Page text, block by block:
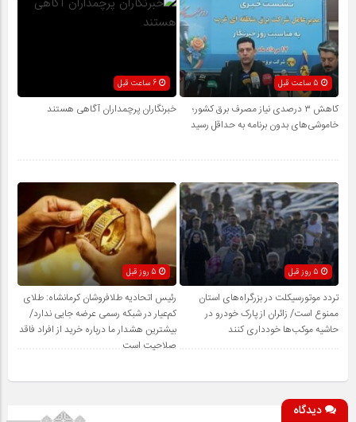
کاهش ۳ درصدی نیاز مصرف برق کشور؛
خاموشی‌های بدون برنامه به حداقل رسید
خبرنگاران پرچمداران آگاهی هستند
تردد موتورسیکلت در بزرگراه‌های استان
ممنوع است/ زائران از پارک خودرو در
حاشیه موکب‌ها خودداری کنند
رئیس اتحادیه طلافروشان کرمانشاه: طلای
کم‌عیار در شبکه رسمی عرضه جایی ندارد/
بیشترین هشدار ما درباره خرید از افراد فاقد
صلاحیت است
دیدگاه